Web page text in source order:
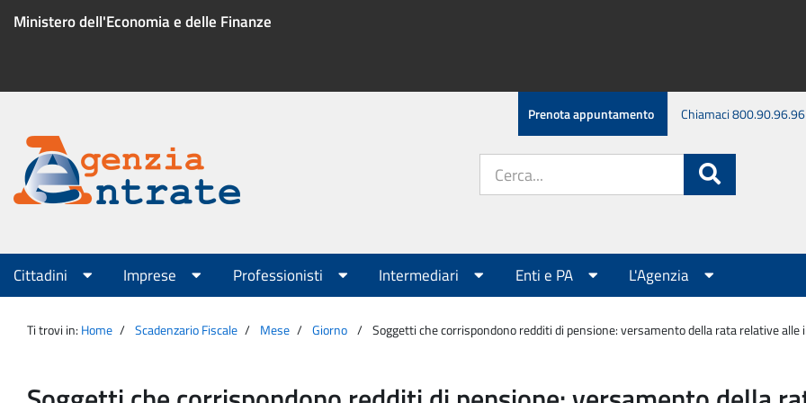
Ministero dell'Economia e delle Finanze
Menu
servizio
Prenota appuntamento Chiamaci 800.90.96.96
Agenzia
Entrate
sito:
Menu
principale
Cittadini Imprese Professionisti Intermediari Enti e PA L'Agenzia
Ti trovi in: Home Scadenzario Fiscale Mese Giorno Soggetti che corrispondono redditi di pensione: versamento della rata relative alle